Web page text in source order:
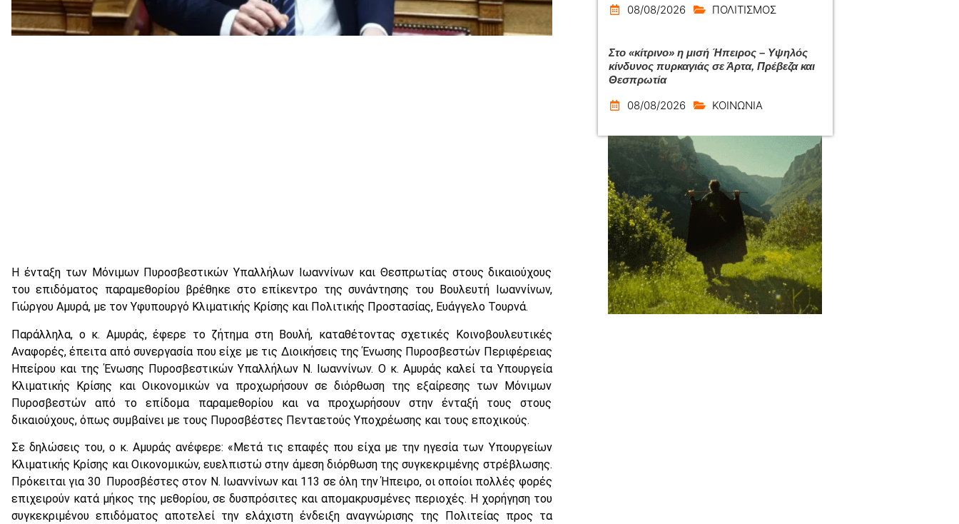
Η ένταξη των Μόνιμων Πυροσβεστικών Υπαλλήλων Ιωαννίνων και Θεσπρωτίας στους δικαιούχους
του επιδόματος παραμεθορίου βρέθηκε στο επίκεντρο της συνάντησης του Βουλευτή Ιωαννίνων,
Γιώργου Αμυρά, με τον Υφυπουργό Κλιματικής Κρίσης και Πολιτικής Προστασίας, Ευάγγελο Τουρνά.
Παράλληλα, ο κ. Αμυράς, έφερε το ζήτημα στη Βουλή, καταθέτοντας σχετικές Κοινοβουλευτικές
Αναφορές, έπειτα από συνεργασία που είχε με τις Διοικήσεις της Ένωσης Πυροσβεστών Περιφέρειας
Ηπείρου και της Ένωσης Πυροσβεστικών Υπαλλήλων Ν. Ιωαννίνων. Ο κ. Αμυράς καλεί τα Υπουργεία
Κλιματικής Κρίσης και Οικονομικών να προχωρήσουν σε διόρθωση της εξαίρεσης των Μόνιμων
Πυροσβεστών από το επίδομα παραμεθορίου και να προχωρήσουν στην ένταξή τους στους
δικαιούχους, όπως συμβαίνει με τους Πυροσβέστες Πενταετούς Υποχρέωσης και τους εποχικούς.
Σε δηλώσεις του, ο κ. Αμυράς ανέφερε: «Μετά τις επαφές που είχα με την ηγεσία των Υπουργείων
Κλιματικής Κρίσης και Οικονομικών, ευελπιστώ στην άμεση διόρθωση της συγκεκριμένης στρέβλωσης.
Πρόκειται για 30 Πυροσβέστες στον Ν. Ιωαννίνων και 113 σε όλη την Ήπειρο, οι οποίοι πολλές φορές
επιχειρούν κατά μήκος της μεθορίου, σε δυσπρόσιτες και απομακρυσμένες περιοχές. Η χορήγηση του
συγκεκριμένου επιδόματος αποτελεί την ελάχιστη ένδειξη αναγνώρισης της Πολιτείας προς τα
08/08/2026 ΠΟΛΙΤΙΣΜΟΣ
Στο «κίτρινο» η μισή Ήπειρος – Υψηλός
κίνδυνος πυρκαγιάς σε Άρτα, Πρέβεζα και
Θεσπρωτία
08/08/2026 ΚΟΙΝΩΝΙΑ